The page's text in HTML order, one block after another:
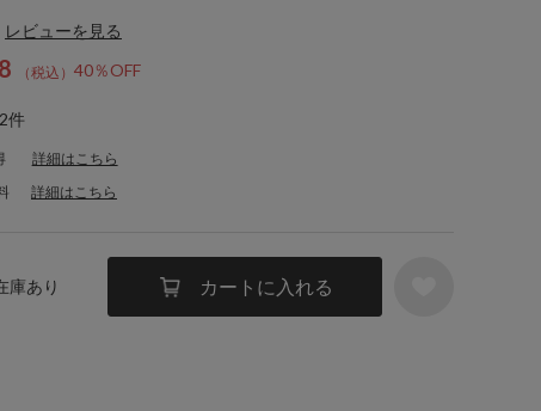
レビューを見る
40％OFF
件
詳細はこちら
庫あり カートに入れる
詳細はこちら